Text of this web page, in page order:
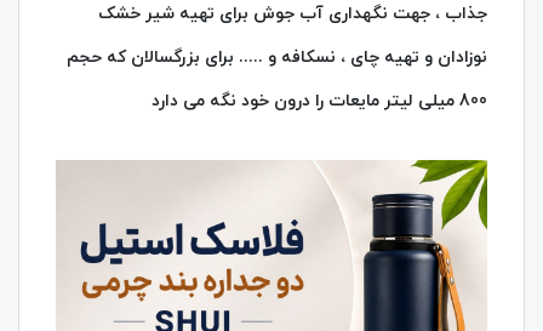
جذاب ، جهت نگهداری آب جوش برای تهیه شیر خشک
نوزادان و تهیه چای ، نسکافه و ..... برای بزرگسالان که حجم
800 میلی لیتر مایعات را درون خود نگه می دارد